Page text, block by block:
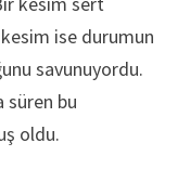
ise durumun
savunuyordu.
süren bu
oldu.